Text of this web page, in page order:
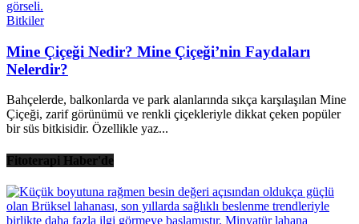
Bitkiler
Mine Çiçeği Nedir? Mine Çiçeği’nin Faydaları
Nelerdir?
Bahçelerde, balkonlarda ve park alanlarında sıkça karşılaşılan Mine
Çiçeği, zarif görünümü ve renkli çiçekleriyle dikkat çeken popüler
bir süs bitkisidir. Özellikle yaz...
Fitoterapi Haber'de